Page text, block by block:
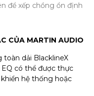
để xếp chồng ổn định
CỦA MARTIN AUDIO
dải BlacklineX
EQ có thể được thực
hệ thống hoặc